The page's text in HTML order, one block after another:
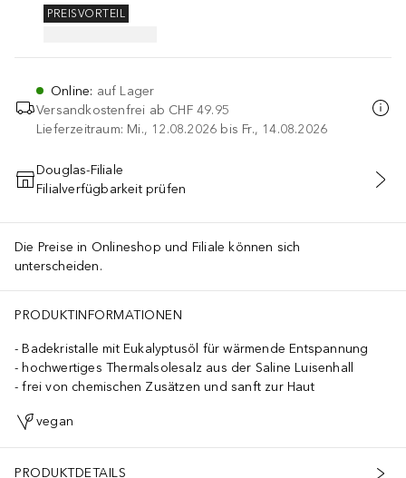
PREISVORTEIL
Online: auf Lager
Versandkostenfrei ab CHF 49.95
Lieferzeitraum: Mi., 12.08.2026 bis Fr., 14.08.2026
IN DEN WARENKORB
Douglas-Filiale
Filialverfügbarkeit prüfen
Die Preise in Onlineshop und Filiale können sich
unterscheiden.
PRODUKTINFORMATIONEN
Badekristalle mit Eukalyptusöl für wärmende Entspannung
hochwertiges Thermalsolesalz aus der Saline Luisenhall
frei von chemischen Zusätzen und sanft zur Haut
vegan
PRODUKTDETAILS